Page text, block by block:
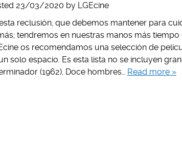
23/03/2020 by LGEcine
reclusión, que debemos mantener para
tendremos en nuestras manos más
os recomendamos una selección de
solo espacio. Es esta lista no se incluyen
(1962), Doce hombres… Read more »